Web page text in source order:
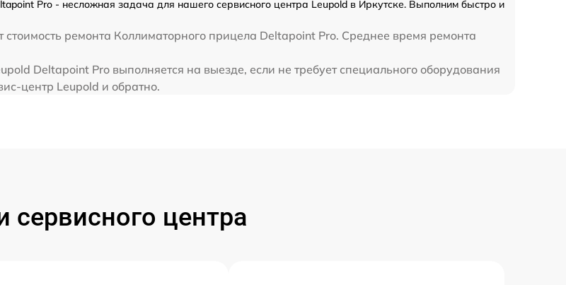
Pro - несложная задача для нашего сервисного центра Leupold в Иркутске. Выполним быстро и
ремонта Коллиматорного прицела Deltapoint Pro. Среднее время ремонта
Deltapoint Pro выполняется на выезде, если не требует специального оборудования
центр Leupold и обратно.
сервисного центра